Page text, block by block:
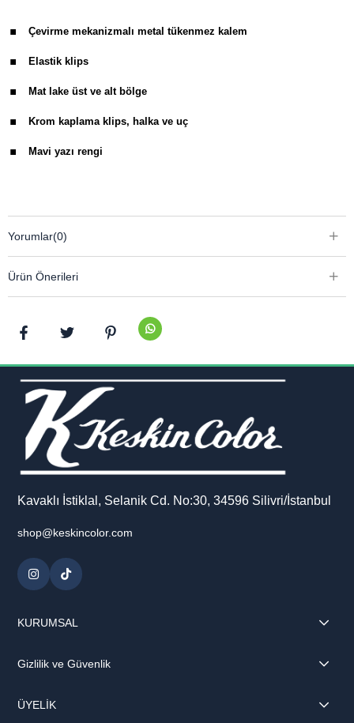
. Çevirme mekanizmalı metal tükenmez kalem
. Elastik klips
. Mat lake üst ve alt bölge
. Krom kaplama klips, halka ve uç
. Mavi yazı rengi
Yorumlar(0)
Ürün Önerileri
Kavaklı İstiklal, Selanik Cd. No:30, 34596 Silivri/İstanbul
shop@keskincolor.com
KURUMSAL
Gizlilik ve Güvenlik
ÜYELİK